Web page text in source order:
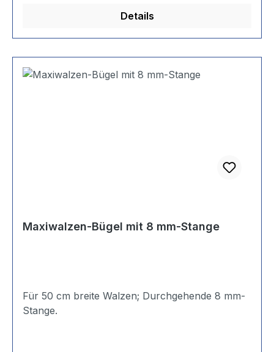
Details
Maxiwalzen-Bügel mit 8 mm-Stange
Für 50 cm breite Walzen; Durchgehende 8 mm-